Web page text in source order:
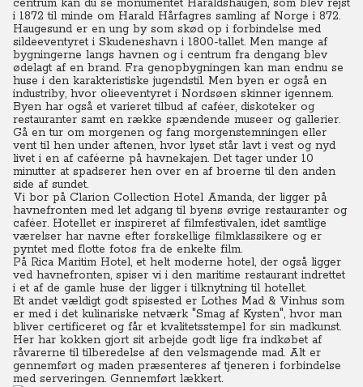
centrum kan du se monumentet Haraldshaugen, som blev rejst
i 1872 til minde om Harald Hårfagres samling af Norge i 872.
Haugesund er en ung by som skød op i forbindelse med
sildeeventyret i Skudeneshavn i 1800-tallet. Men mange af
bygningerne langs havnen og i centrum fra dengang blev
ødelagt af en brand. Fra genopbygningen kan man endnu se
huse i den karakteristiske jugendstil. Men byen er også en
industriby, hvor olieeventyret i Nordsøen skinner igennem.
Byen har også et varieret tilbud af caféer, diskoteker og
restauranter samt en række spændende museer og gallerier.
Gå en tur om morgenen og fang morgenstemningen eller
vent til hen under aftenen, hvor lyset står lavt i vest og nyd
livet i en af caféerne på havnekajen. Det tager under 10
minutter at spadserer hen over en af broerne til den anden
side af sundet.
Vi bor på Clarion Collection Hotel Amanda, der ligger på
havnefronten med let adgang til byens øvrige restauranter og
caféer. Hotellet er inspireret af filmfestivalen, idet samtlige
værelser har navne efter forskellige filmklassikere og er
pyntet med flotte fotos fra de enkelte film.
På Rica Maritim Hotel, et helt moderne hotel, der også ligger
ved havnefronten, spiser vi i den maritime restaurant indrettet
i et af de gamle huse der ligger i tilknytning til hotellet.
Et andet vældigt godt spisested er Lothes Mad & Vinhus som
er med i det kulinariske netværk "Smag af Kysten", hvor man
bliver certificeret og får et kvalitetsstempel for sin madkunst.
Her har kokken gjort sit arbejde godt lige fra indkøbet af
råvarerne til tilberedelse af den velsmagende mad. Alt er
gennemført og maden præsenteres af tjeneren i forbindelse
med serveringen. Gennemført lækkert.